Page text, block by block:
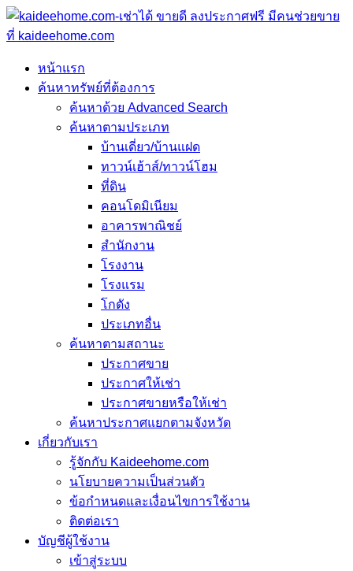
หน้าแรก
ค้นหาทรัพย์ที่ต้องการ
ค้นหาด้วย Advanced Search
ค้นหาตามประเภท
บ้านเดี่ยว/บ้านแฝด
ทาวน์เฮ้าส์/ทาวน์โฮม
ที่ดิน
คอนโดมิเนียม
อาคารพาณิชย์
สำนักงาน
โรงงาน
โรงแรม
โกดัง
ประเภทอื่น
ค้นหาตามสถานะ
ประกาศขาย
ประกาศให้เช่า
ประกาศขายหรือให้เช่า
ค้นหาประกาศแยกตามจังหวัด
เกี่ยวกับเรา
รู้จักกับ Kaideehome.com
นโยบายความเป็นส่วนตัว
ข้อกำหนดและเงื่อนไขการใช้งาน
ติดต่อเรา
บัญชีผู้ใช้งาน
เข้าสู่ระบบ